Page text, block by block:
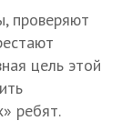
проверяют
цель этой
ребят.